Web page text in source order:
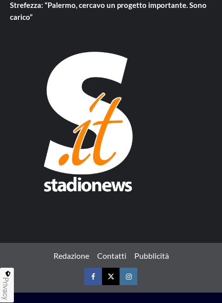
Strefezza: “Palermo, cercavo un progetto importante. Sono
carico”
Redazione Contatti Pubblicità
FacebookTwitterInstagram
Privacy